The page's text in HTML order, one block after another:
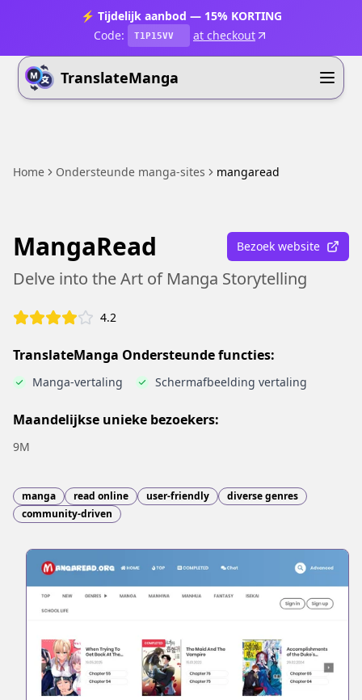
⚡ Tijdelijk aanbod — 15% KORTING
Code:
T1P15VV at checkout
TranslateManga
Home Ondersteunde manga-sites mangaread
MangaRead Bezoek website
Delve into the Art of Manga Storytelling
4.2
TranslateManga Ondersteunde functies:
Manga-vertaling Schermafbeelding vertaling
Maandelijkse unieke bezoekers:
9M
manga read online user-friendly
diverse genres
community-driven